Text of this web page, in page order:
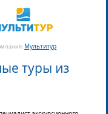
Мультитур
туры из